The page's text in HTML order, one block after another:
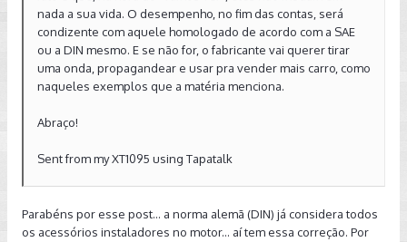
nada a sua vida. O desempenho, no fim das contas, será
condizente com aquele homologado de acordo com a SAE
ou a DIN mesmo. E se não for, o fabricante vai querer tirar
uma onda, propagandear e usar pra vender mais carro, como
naqueles exemplos que a matéria menciona.
Abraço!
Sent from my XT1095 using Tapatalk
Parabéns por esse post... a norma alemã (DIN) já considera todos
os acessórios instaladores no motor... aí tem essa correção. Por